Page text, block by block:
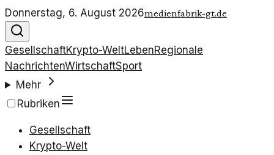
Donnerstag, 6. August 2026medienfabrik-gt.de
GesellschaftKrypto-WeltLebenRegionale
NachrichtenWirtschaftSport
Mehr
Rubriken
Gesellschaft
Krypto-Welt